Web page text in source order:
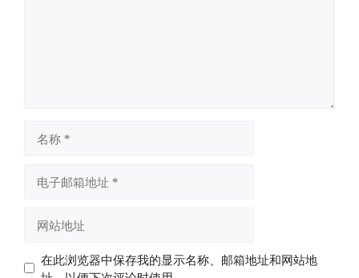
址
址
在此浏览器中保存我的显示名称、邮箱地址和网站地